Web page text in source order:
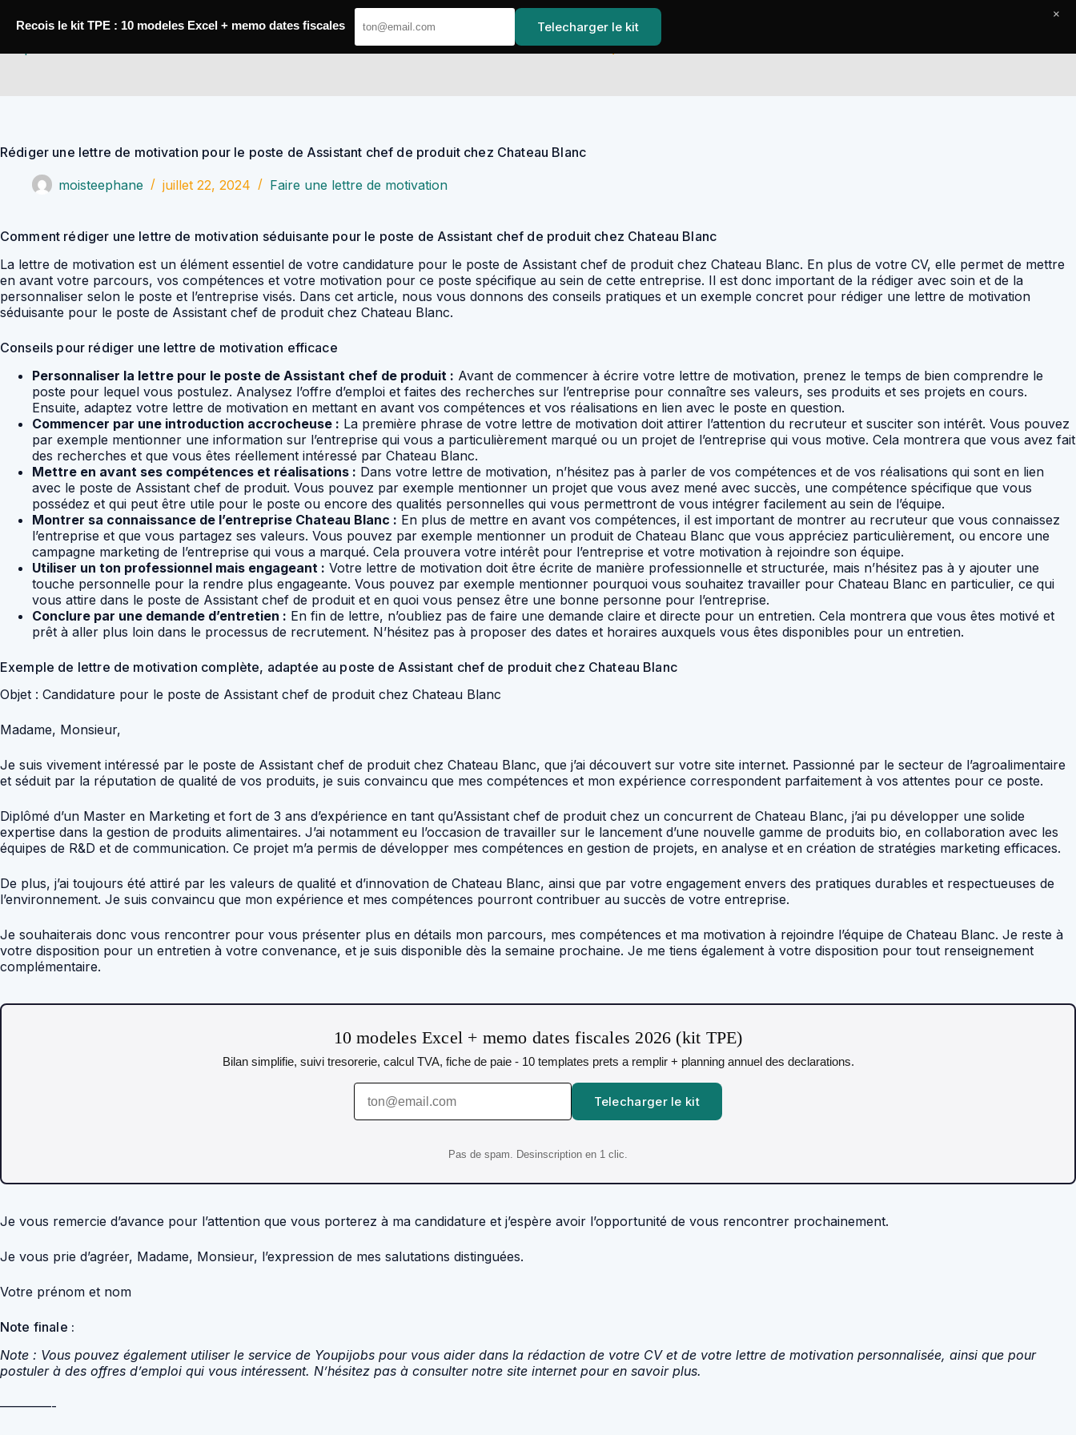
Rédiger une lettre de motivation pour le poste de Assistant chef de produit chez Chateau Blanc
moisteephane juillet 22, 2024 Faire une lettre de motivation
Comment rédiger une lettre de motivation séduisante pour le poste de Assistant chef de produit chez Chateau Blanc
La lettre de motivation est un élément essentiel de votre candidature pour le poste de Assistant chef de produit chez Chateau Blanc. En plus de votre CV, elle permet de mettre
en avant votre parcours, vos compétences et votre motivation pour ce poste spécifique au sein de cette entreprise. Il est donc important de la rédiger avec soin et de la
personnaliser selon le poste et l’entreprise visés. Dans cet article, nous vous donnons des conseils pratiques et un exemple concret pour rédiger une lettre de motivation
séduisante pour le poste de Assistant chef de produit chez Chateau Blanc.
Conseils pour rédiger une lettre de motivation efficace
Personnaliser la lettre pour le poste de Assistant chef de produit : Avant de commencer à écrire votre lettre de motivation, prenez le temps de bien comprendre le
poste pour lequel vous postulez. Analysez l’offre d’emploi et faites des recherches sur l’entreprise pour connaître ses valeurs, ses produits et ses projets en cours.
Ensuite, adaptez votre lettre de motivation en mettant en avant vos compétences et vos réalisations en lien avec le poste en question.
Commencer par une introduction accrocheuse : La première phrase de votre lettre de motivation doit attirer l’attention du recruteur et susciter son intérêt. Vous pouvez
par exemple mentionner une information sur l’entreprise qui vous a particulièrement marqué ou un projet de l’entreprise qui vous motive. Cela montrera que vous avez fait
des recherches et que vous êtes réellement intéressé par Chateau Blanc.
Mettre en avant ses compétences et réalisations : Dans votre lettre de motivation, n’hésitez pas à parler de vos compétences et de vos réalisations qui sont en lien
avec le poste de Assistant chef de produit. Vous pouvez par exemple mentionner un projet que vous avez mené avec succès, une compétence spécifique que vous
possédez et qui peut être utile pour le poste ou encore des qualités personnelles qui vous permettront de vous intégrer facilement au sein de l’équipe.
Montrer sa connaissance de l’entreprise Chateau Blanc : En plus de mettre en avant vos compétences, il est important de montrer au recruteur que vous connaissez
l’entreprise et que vous partagez ses valeurs. Vous pouvez par exemple mentionner un produit de Chateau Blanc que vous appréciez particulièrement, ou encore une
campagne marketing de l’entreprise qui vous a marqué. Cela prouvera votre intérêt pour l’entreprise et votre motivation à rejoindre son équipe.
Utiliser un ton professionnel mais engageant : Votre lettre de motivation doit être écrite de manière professionnelle et structurée, mais n’hésitez pas à y ajouter une
touche personnelle pour la rendre plus engageante. Vous pouvez par exemple mentionner pourquoi vous souhaitez travailler pour Chateau Blanc en particulier, ce qui
vous attire dans le poste de Assistant chef de produit et en quoi vous pensez être une bonne personne pour l’entreprise.
Conclure par une demande d’entretien : En fin de lettre, n’oubliez pas de faire une demande claire et directe pour un entretien. Cela montrera que vous êtes motivé et
prêt à aller plus loin dans le processus de recrutement. N’hésitez pas à proposer des dates et horaires auxquels vous êtes disponibles pour un entretien.
Exemple de lettre de motivation complète, adaptée au poste de Assistant chef de produit chez Chateau Blanc
Objet : Candidature pour le poste de Assistant chef de produit chez Chateau Blanc
Madame, Monsieur,
Je suis vivement intéressé par le poste de Assistant chef de produit chez Chateau Blanc, que j’ai découvert sur votre site internet. Passionné par le secteur de l’agroalimentaire
et séduit par la réputation de qualité de vos produits, je suis convaincu que mes compétences et mon expérience correspondent parfaitement à vos attentes pour ce poste.
Diplômé d’un Master en Marketing et fort de 3 ans d’expérience en tant qu’Assistant chef de produit chez un concurrent de Chateau Blanc, j’ai pu développer une solide
expertise dans la gestion de produits alimentaires. J’ai notamment eu l’occasion de travailler sur le lancement d’une nouvelle gamme de produits bio, en collaboration avec les
équipes de R&D et de communication. Ce projet m’a permis de développer mes compétences en gestion de projets, en analyse et en création de stratégies marketing efficaces.
De plus, j’ai toujours été attiré par les valeurs de qualité et d’innovation de Chateau Blanc, ainsi que par votre engagement envers des pratiques durables et respectueuses de
l’environnement. Je suis convaincu que mon expérience et mes compétences pourront contribuer au succès de votre entreprise.
Je souhaiterais donc vous rencontrer pour vous présenter plus en détails mon parcours, mes compétences et ma motivation à rejoindre l’équipe de Chateau Blanc. Je reste à
votre disposition pour un entretien à votre convenance, et je suis disponible dès la semaine prochaine. Je me tiens également à votre disposition pour tout renseignement
complémentaire.
10 modeles Excel + memo dates fiscales 2026 (kit TPE)
Bilan simplifie, suivi tresorerie, calcul TVA, fiche de paie - 10 templates prets a remplir + planning annuel des declarations.
Telecharger le kit
Pas de spam. Desinscription en 1 clic.
Je vous remercie d’avance pour l’attention que vous porterez à ma candidature et j’espère avoir l’opportunité de vous rencontrer prochainement.
Je vous prie d’agréer, Madame, Monsieur, l’expression de mes salutations distinguées.
Votre prénom et nom
Note finale :
Note : Vous pouvez également utiliser le service de Youpijobs pour vous aider dans la rédaction de votre CV et de votre lettre de motivation personnalisée, ainsi que pour
postuler à des offres d’emploi qui vous intéressent. N’hésitez pas à consulter notre site internet pour en savoir plus.
————-
Recois le kit TPE : 10 modeles Excel + memo dates fiscales Telecharger le kit
×